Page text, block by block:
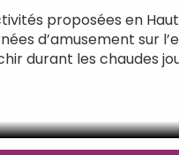
proposées en
d’amusement sur
durant les chaudes